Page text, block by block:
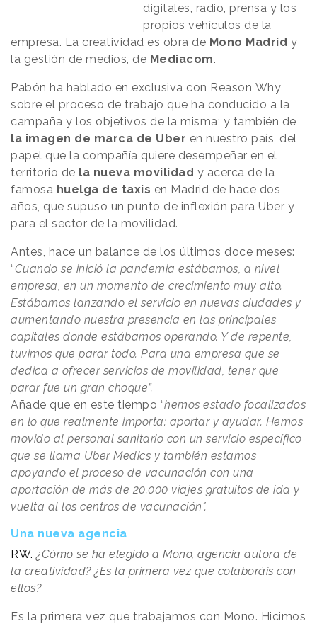
digitales, radio, prensa y los
propios vehículos de la
empresa. La creatividad es obra de Mono Madrid y
la gestión de medios, de Mediacom.
Pabón ha hablado en exclusiva con Reason Why
sobre el proceso de trabajo que ha conducido a la
campaña y los objetivos de la misma; y también de
la imagen de marca de Uber en nuestro país, del
papel que la compañía quiere desempeñar en el
territorio de la nueva movilidad y acerca de la
famosa huelga de taxis en Madrid de hace dos
años, que supuso un punto de inflexión para Uber y
para el sector de la movilidad.
Antes, hace un balance de los últimos doce meses:
“Cuando se inició la pandemia estábamos, a nivel
empresa, en un momento de crecimiento muy alto.
Estábamos lanzando el servicio en nuevas ciudades y
aumentando nuestra presencia en las principales
capitales donde estábamos operando. Y de repente,
tuvimos que parar todo. Para una empresa que se
dedica a ofrecer servicios de movilidad, tener que
parar fue un gran choque”.
Añade que en este tiempo “hemos estado focalizados
en lo que realmente importa: aportar y ayudar. Hemos
movido al personal sanitario con un servicio específico
que se llama Uber Medics y también estamos
apoyando el proceso de vacunación con una
aportación de más de 20.000 viajes gratuitos de ida y
vuelta al los centros de vacunación".
Una nueva agencia
RW.¿Cómo se ha elegido a Mono, agencia autora de
la creatividad? ¿Es la primera vez que colaboráis con
ellos?
Es la primera vez que trabajamos con Mono. Hicimos